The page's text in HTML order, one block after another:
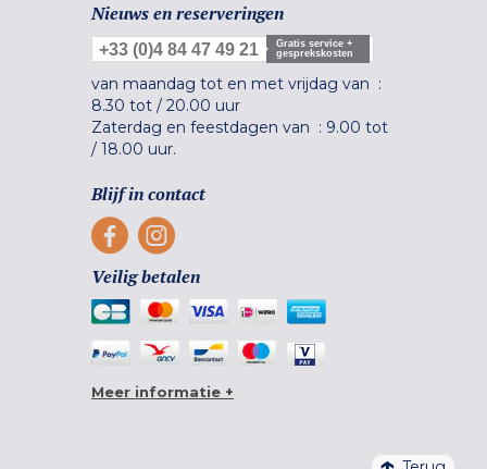
Nieuws en reserveringen
+33 (0)4 84 47 49 21
Gratis service +
gesprekskosten
van maandag tot en met vrijdag van :
8.30 tot / 20.00 uur
Zaterdag en feestdagen van : 9.00 tot
/ 18.00 uur.
Blijf in contact
Veilig betalen
Meer informatie +